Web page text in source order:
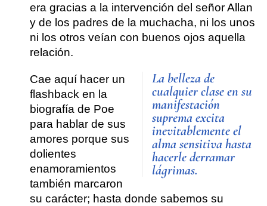
era gracias a la intervención del señor Allan
y de los padres de la muchacha, ni los unos
ni los otros veían con buenos ojos aquella
relación.
La belleza de
cualquier clase en su
manifestación
suprema excita
inevitablemente el
alma sensitiva hasta
hacerle derramar
lágrimas.
Cae aquí hacer un
flashback en la
biografía de Poe
para hablar de sus
amores porque sus
dolientes
enamoramientos
también marcaron
su carácter; hasta donde sabemos su